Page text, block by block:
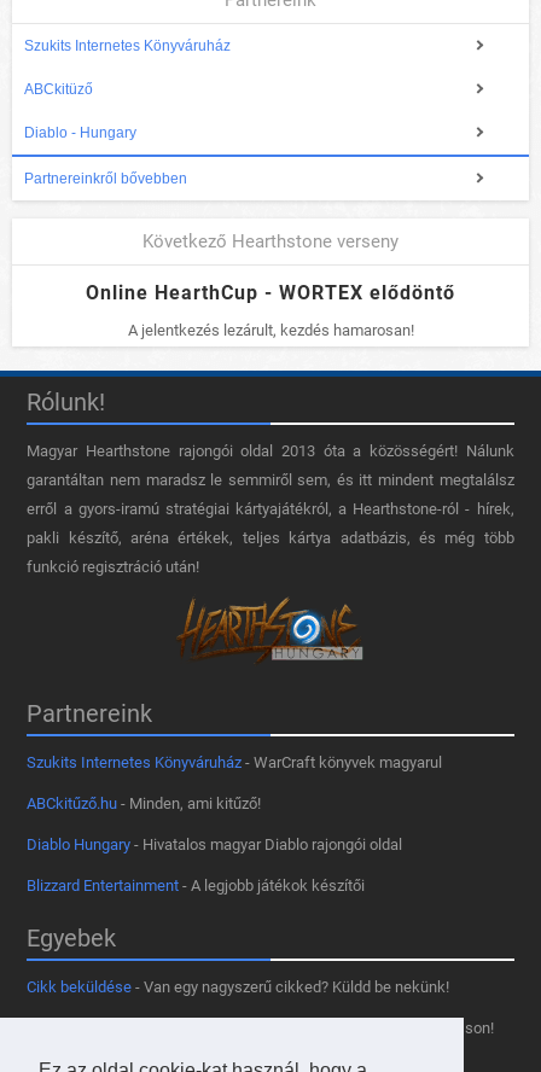
Szukits Internetes Könyváruház
ABCkitüző
Diablo - Hungary
Partnereinkről bővebben
Következő Hearthstone verseny
Online HearthCup - WORTEX elődöntő
A jelentkezés lezárult, kezdés hamarosan!
Rólunk!
Magyar Hearthstone​ rajongói oldal 2013 óta a közösségért! Nálunk
garantáltan nem maradsz le semmiről sem, és itt mindent megtalálsz
erről a gyors-iramú stratégiai kártyajátékról, a Hearthstone-ról - hírek,
pakli készítő, aréna értékek, teljes kártya adatbázis, és még több
funkció regisztráció után!
Partnereink
Szukits Internetes Könyváruház - WarCraft könyvek magyarul
ABCkitűző.hu - Minden, ami kitűző!
Diablo Hungary - Hivatalos magyar Diablo rajongói oldal
Blizzard Entertainment - A legjobb játékok készítői
Egyebek
Cikk beküldése - Van egy nagyszerű cikked? Küldd be nekünk!
- Tetszik az oldal? Segíts, hogy fennmaradhasson!